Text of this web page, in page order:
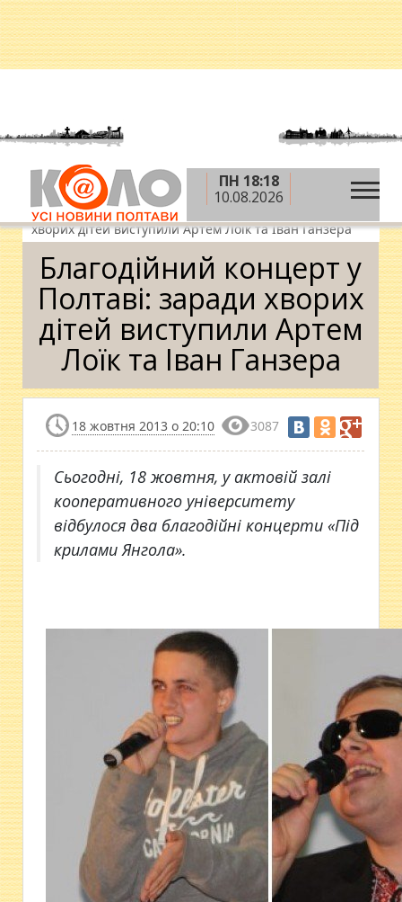
ПН 18:18
10.08.2026
Головна » Новини » Відпочинок і дозвілля »
Дозвілля »Благодійний концерт у Полтаві: заради
хворих дітей виступили Артем Лоїк та Іван Ганзера
Благодійний концерт у
Полтаві: заради хворих
дітей виступили Артем
Лоїк та Іван Ганзера
18 жовтня 2013 о 20:10 3087
Сьогодні, 18 жовтня, у актовій залі
кооперативного університету
відбулося два благодійні концерти «Під
крилами Янгола».